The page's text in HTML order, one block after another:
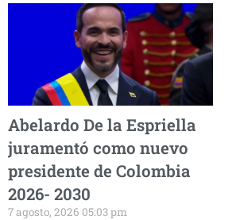
Abelardo De la Espriella
juramentó como nuevo
presidente de Colombia
2026- 2030
7 agosto, 2026 05:03 pm